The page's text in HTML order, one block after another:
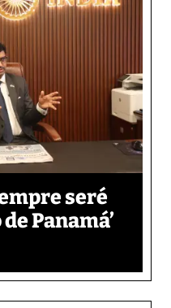
seré
Panamá’